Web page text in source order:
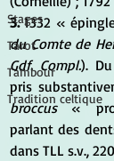
Stages
Tarot
Tambour
Tradition celtique
3. 1332 «
du Comte de
Gdf. Compl.).
pris
broccus «
parlant des
dans TLL s.v.,